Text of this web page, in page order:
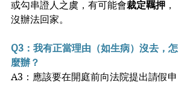
或勾串證人之虞，有可能會裁定羈押 ，
沒辦法回家。
Q3：我有正當理由（如生病）沒去，怎
麼辦？
A3：應該要在開庭前向法院提出請假申